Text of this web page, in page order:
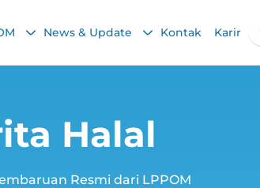
News & Update Kontak Karir
Halal
Resmi dari LPPOM